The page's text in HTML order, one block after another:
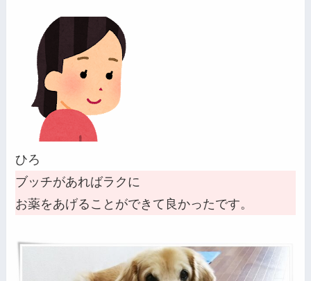
ひろ
ブッチがあればラクに
お薬をあげることができて良かったです。